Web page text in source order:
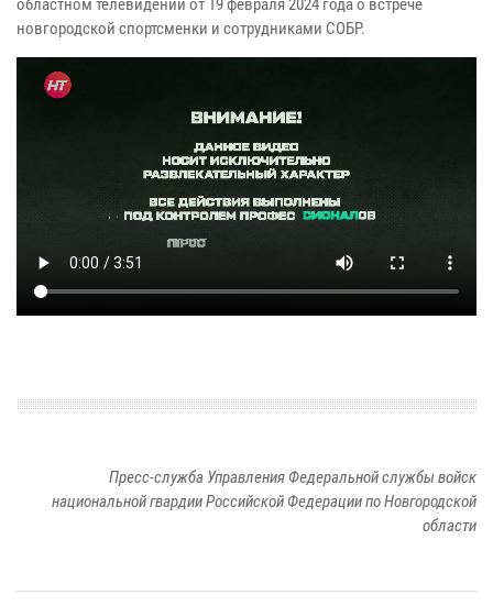
областном телевидении от 19 февраля 2024 года о встрече
новгородской спортсменки и сотрудниками СОБР.
Пресс-служба Управления Федеральной службы войск
национальной гвардии Российской Федерации по Новгородской
области